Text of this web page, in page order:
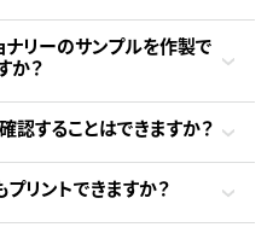
ナリーのサンプルを作製で
か？
認することはできますか？
リントできますか？